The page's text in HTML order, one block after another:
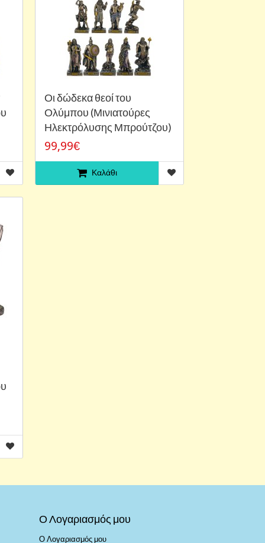
Οι δώδεκα θεοί του
Ολύμπου (Μινιατούρες
Ηλεκτρόλυσης Μπρούτζου)
99,99€
Καλάθι
Ο Λογαριασμός μου
Ο Λογαριασμός μου